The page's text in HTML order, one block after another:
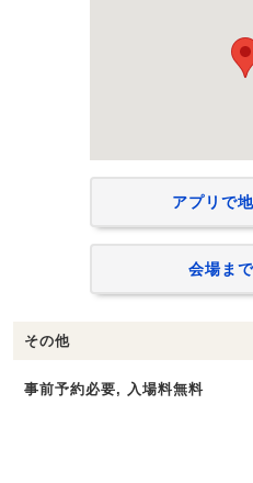
アプリで
会場ま
その他
事前予約必要, 入場料無料